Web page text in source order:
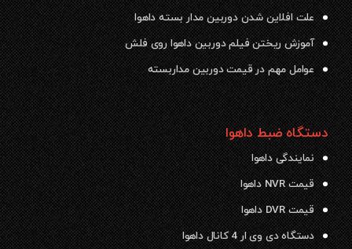
علت افلاین شدن دوربین مدار بسته داهوا
آموزش ریختن فیلم دوربین داهوا روی فلش
عوامل مهم در قیمت دوربین مداربسته
دستگاه ضبط داهوا
نمایندگی داهوا
قیمت NVR داهوا
قیمت DVR داهوا
دستگاه دی وی ار 4 کانال داهوا